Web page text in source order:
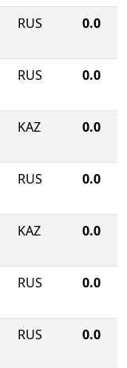
RUS 0.0
RUS 0.0
KAZ 0.0
RUS 0.0
KAZ 0.0
RUS 0.0
RUS 0.0